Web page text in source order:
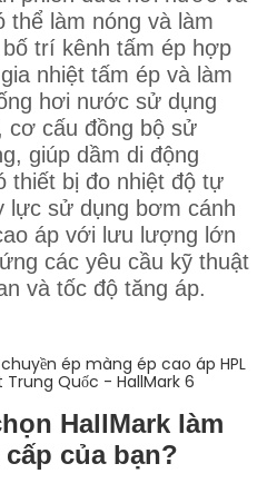
thể làm nóng và làm
trí kênh tấm ép hợp
nhiệt tấm ép và làm
hơi nước sử dụng
cơ cấu đồng bộ sử
giúp dầm di động
thiết bị đo nhiệt độ tự
lực sử dụng bơm cánh
áp với lưu lượng lớn
các yêu cầu kỹ thuật
và tốc độ tăng áp.
HallMark làm
của bạn?